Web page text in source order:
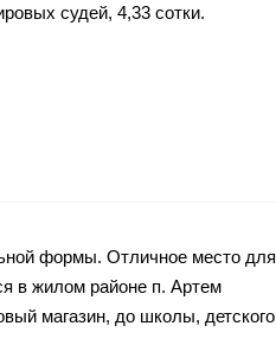
судей, 4,33 сотки.
формы. Отличное место для
в жилом районе п. Артем
магазин, до школы, детского